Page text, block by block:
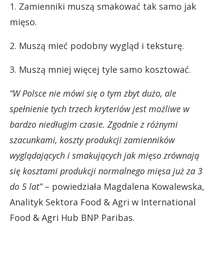
1. Zamienniki muszą smakować tak samo jak
mięso.
2. Muszą mieć podobny wygląd i teksturę.
3. Muszą mniej więcej tyle samo kosztować.
“W Polsce nie mówi się o tym zbyt dużo, ale
spełnienie tych trzech kryteriów jest możliwe w
bardzo niedługim czasie. Zgodnie z różnymi
szacunkami, koszty produkcji zamienników
wyglądających i smakujących jak mięso zrównają
się kosztami produkcji normalnego mięsa już za 3
do 5 lat”– powiedziała Magdalena Kowalewska,
Analityk Sektora Food & Agri w International
Food & Agri Hub BNP Paribas.